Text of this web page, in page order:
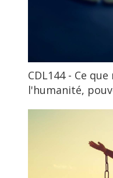
CDL144 - Ce
l'humanité,